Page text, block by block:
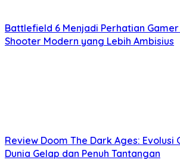
Battlefield 6 Menjadi Perhatian
Shooter Modern yang Lebih Ambisius
Review Doom The Dark Ages: Evolusi
Dunia Gelap dan Penuh Tantangan